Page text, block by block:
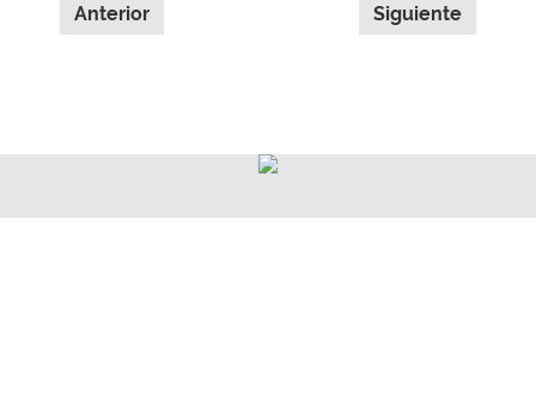
Anterior Siguiente